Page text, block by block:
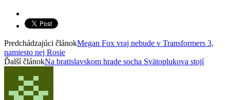
Predchádzajúci článokMegan Fox vraj nebude v Transformers 3,
namiesto nej Rosie
Ďalší článokNa bratislavskom hrade socha Svätoplukova stojí